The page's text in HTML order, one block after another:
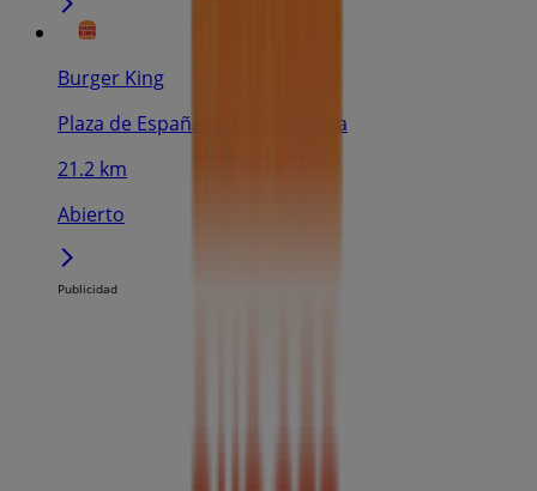
Burger King
Plaza de España Nº1, Salamanca
21.2 km
Abierto
Publicidad